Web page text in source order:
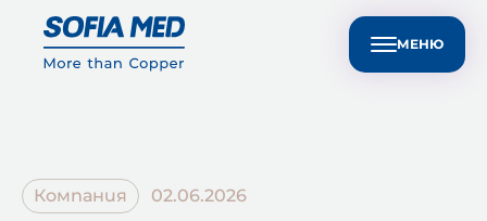
МЕНЮ
Техническа поддръжка за клиенти EN
Устойчивост Медиен център Контакти
Компания 02.06.2026